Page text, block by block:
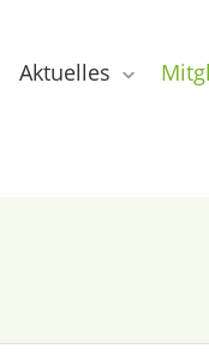
Aktuelles